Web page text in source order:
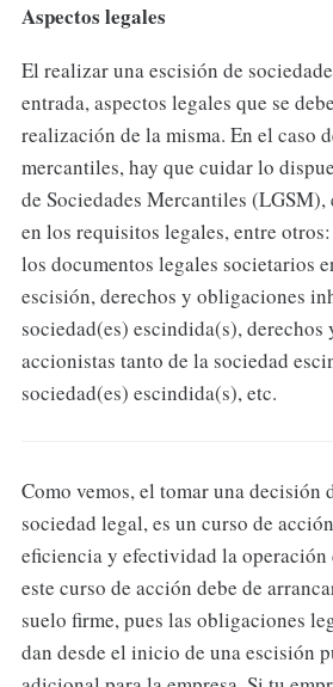
Aspectos legales
El realizar una escisión de
entrada, aspectos legales que se
realización de la misma. En el caso
mercantiles, hay que cuidar lo
de Sociedades Mercantiles (LGSM),
en los requisitos legales, entre
los documentos legales societarios
escisión, derechos y obligaciones
sociedad(es) escindida(s),
accionistas tanto de la sociedad
sociedad(es) escindida(s), etc.
Como vemos, el tomar una decisión
sociedad legal, es un curso de
eficiencia y efectividad la operación
este curso de acción debe de
suelo firme, pues las obligaciones
dan desde el inicio de una escisión